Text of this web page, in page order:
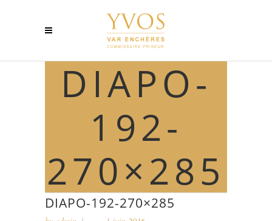
DIAPO-
192-
270×285
DIAPO-192-270×285